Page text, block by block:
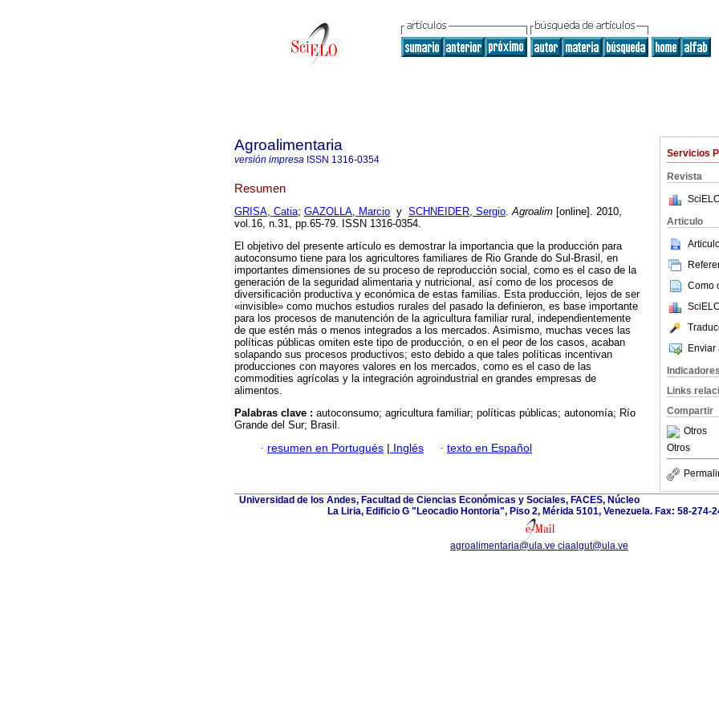
Servicios
Revista
Articulo
Como
Enviar
Indicadores
Links
Compartir
Otros
Otros
Agroalimentaria
versión impresa ISSN 1316-0354
Resumen
GRISA, Catia; GAZOLLA, Marcio y SCHNEIDER, Sergio. Agroalim [online]. 2010,
vol.16, n.31, pp.65-79. ISSN 1316-0354.
El objetivo del presente artículo es demostrar la importancia que la producción para
autoconsumo tiene para los agricultores familiares de Rio Grande do Sul-Brasil, en
importantes dimensiones de su proceso de reproducción social, como es el caso de la
generación de la seguridad alimentaria y nutricional, así como de los procesos de
diversificación productiva y económica de estas familias. Esta producción, lejos de ser
«invisible» como muchos estudios rurales del pasado la definieron, es base importante
para los procesos de manutención de la agricultura familiar rural, independientemente
de que estén más o menos integrados a los mercados. Asimismo, muchas veces las
políticas públicas omiten este tipo de producción, o en el peor de los casos, acaban
solapando sus procesos productivos; esto debido a que tales políticas incentivan
producciones con mayores valores en los mercados, como es el caso de las
commodities agrícolas y la integración agroindustrial en grandes empresas de
alimentos.
Palabras clave : autoconsumo; agricultura familiar; políticas públicas; autonomía; Río
Grande del Sur; Brasil.
· resumen en Portugués | Inglés · texto en Español
Universidad de los Andes, Facultad de Ciencias Económicas y Sociales, FACES, Núcleo
La Liria, Edificio G "Leocadio Hontoria", Piso 2, Mérida 5101, Venezuela. Fax: 58-274-
agroalimentaria@ula.ve ciaalgut@ula.ve